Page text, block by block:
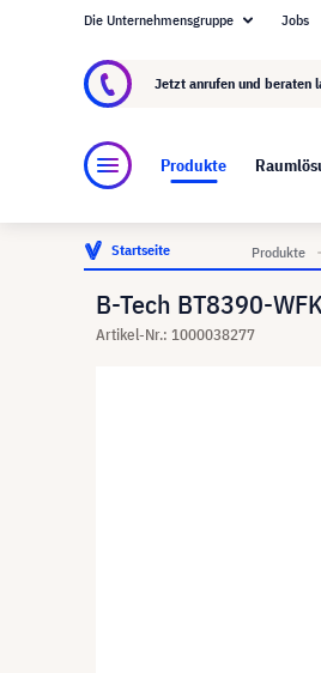
Über visunext.de
Die Unternehmensgruppe Jobs
Jetzt anrufen und beraten
Produkte
Startseite Produkte
B-Tech BT8390-
Artikel-Nr.: 1000038277